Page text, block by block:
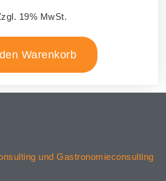
19% MwSt.
Warenkorb
und Gastronomieconsulting